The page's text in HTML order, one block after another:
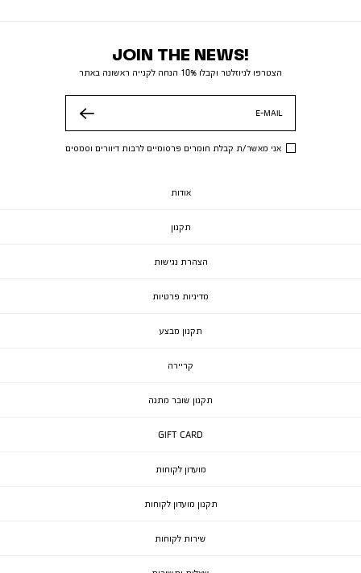
JOIN THE NEWS!
הצטרפו לניוזלטר וקבלו 10% הנחה לקנייה ראשונה באתר
E-MAIL
אני מאשר/ת קבלת חומרים פרסומיים לרבות דיוורים וסמסים
אודות
תקנון
הצהרת נגישות
מדיניות פרטיות
תקנון מבצע
קריירה
תקנון שובר מתנה
GIFT CARD
מועדון לקוחות
תקנון מועדון לקוחות
שירות לקוחות